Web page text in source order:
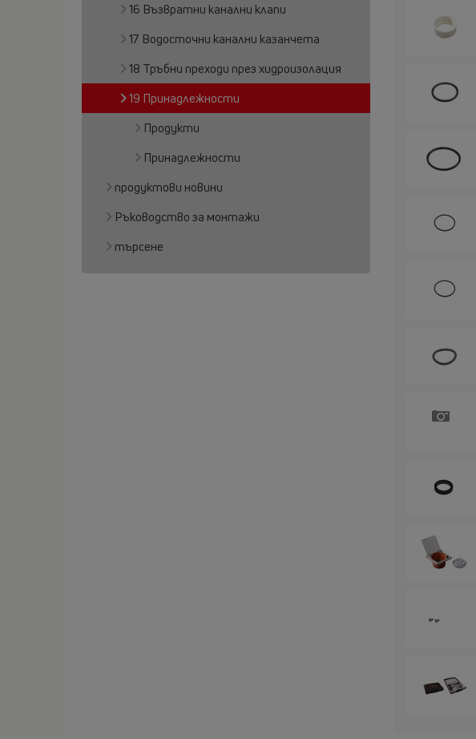
16 Възвратни канални клапи
17 Водосточни канални казанчета
18 Тръбни преходи през хидроизолация
19 Принадлежности
Продукти
Принадлежности
продуктови новини
Ръководство за монтажи
търсене